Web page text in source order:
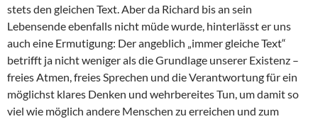
stets den gleichen Text. Aber da Richard bis an sein
Lebensende ebenfalls nicht müde wurde, hinterlässt er uns
auch eine Ermutigung: Der angeblich „immer gleiche Text“
betrifft ja nicht weniger als die Grundlage unserer Existenz –
freies Atmen, freies Sprechen und die Verantwortung für ein
möglichst klares Denken und wehrbereites Tun, um damit so
viel wie möglich andere Menschen zu erreichen und zum